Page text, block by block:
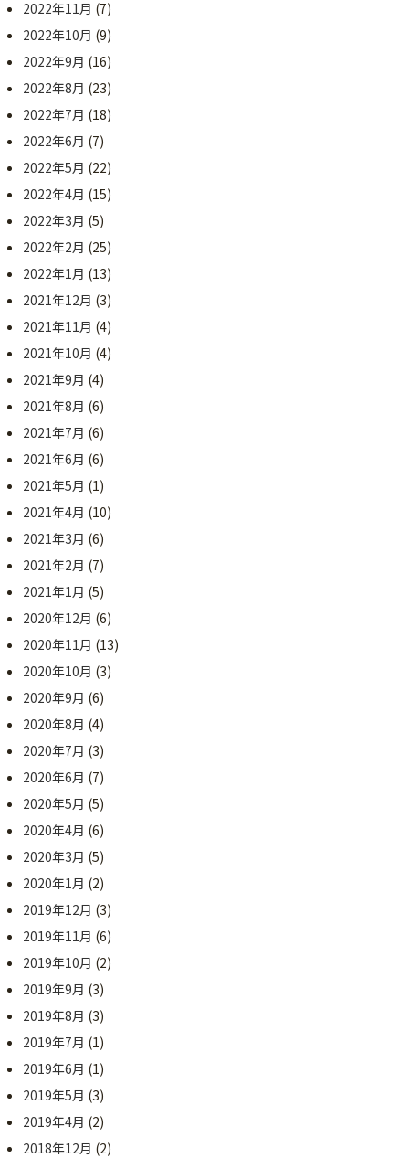
2022年11月 (7)
2022年10月 (9)
2022年9月 (16)
2022年8月 (23)
2022年7月 (18)
2022年6月 (7)
2022年5月 (22)
2022年4月 (15)
2022年3月 (5)
2022年2月 (25)
2022年1月 (13)
2021年12月 (3)
2021年11月 (4)
2021年10月 (4)
2021年9月 (4)
2021年8月 (6)
2021年7月 (6)
2021年6月 (6)
2021年5月 (1)
2021年4月 (10)
2021年3月 (6)
2021年2月 (7)
2021年1月 (5)
2020年12月 (6)
2020年11月 (13)
2020年10月 (3)
2020年9月 (6)
2020年8月 (4)
2020年7月 (3)
2020年6月 (7)
2020年5月 (5)
2020年4月 (6)
2020年3月 (5)
2020年1月 (2)
2019年12月 (3)
2019年11月 (6)
2019年10月 (2)
2019年9月 (3)
2019年8月 (3)
2019年7月 (1)
2019年6月 (1)
2019年5月 (3)
2019年4月 (2)
2018年12月 (2)